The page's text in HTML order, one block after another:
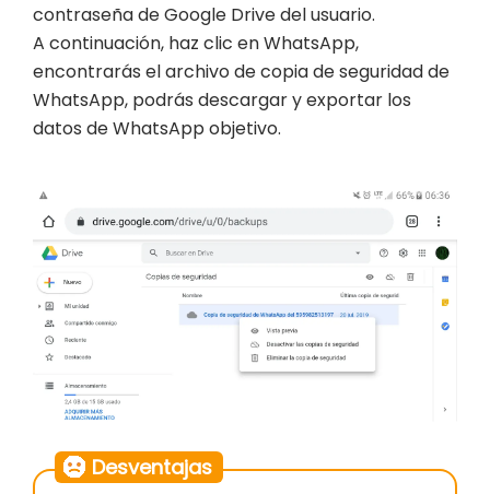
contraseña de Google Drive del usuario.
A continuación, haz clic en WhatsApp,
encontrarás el archivo de copia de seguridad de
WhatsApp, podrás descargar y exportar los
datos de WhatsApp objetivo.
Desventajas